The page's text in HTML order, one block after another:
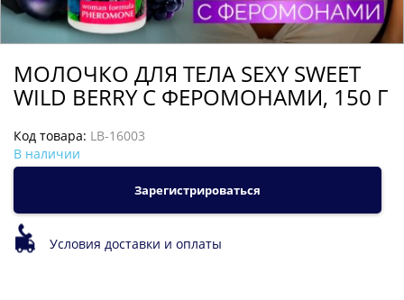
МОЛОЧКО ДЛЯ ТЕЛА SEXY SWEET
WILD BERRY С ФЕРОМОНАМИ, 150 Г
Код товара: LB-16003
В наличии
Зарегистрироваться
Условия доставки и оплаты